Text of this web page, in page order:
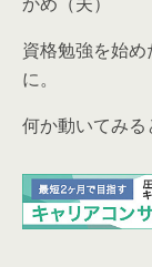
資格勉強を始
に。
何か動いてみる